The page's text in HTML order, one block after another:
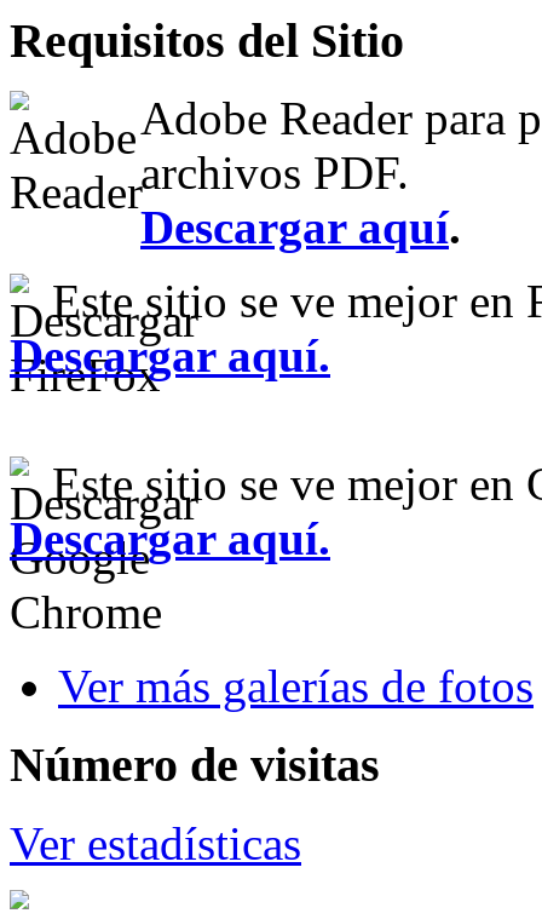
Requisitos del Sitio
Adobe Reader para
archivos PDF.
Descargar aquí.
Este sitio se ve mejor en
Descargar aquí.
Este sitio se ve mejor en
Descargar aquí.
Ver más galerías de fotos
Número de visitas
Ver estadísticas